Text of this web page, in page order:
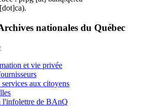
.
nationales du Québec
et vie privée
aux citoyens
l'infolettre de BAnQ